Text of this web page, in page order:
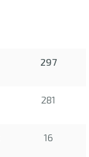
297
281
16